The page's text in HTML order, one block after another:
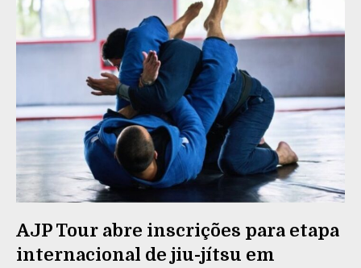
AJP Tour abre inscrições para etapa
internacional de jiu-jítsu em